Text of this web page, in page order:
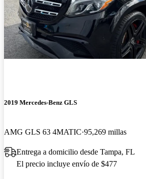
2019 Mercedes-Benz GLS
AMG GLS 63 4MATIC 95,269 millas
Entrega a domicilio desde Tampa, FL
El precio incluye envío de $477